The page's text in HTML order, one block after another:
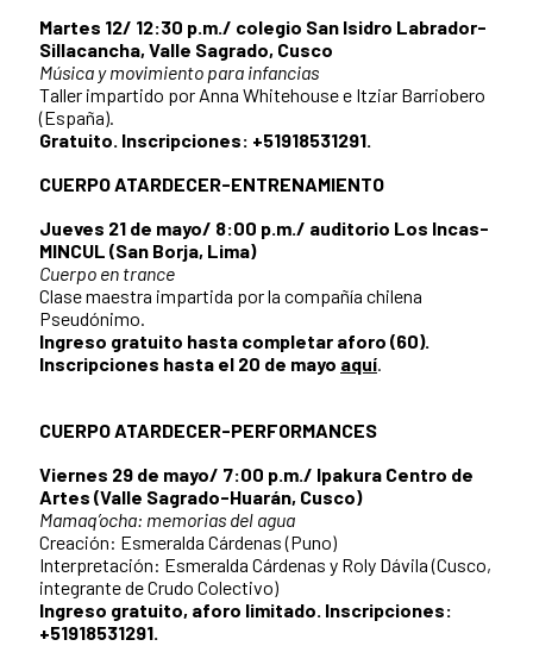
Martes 12/ 12:30 p.m./ colegio San Isidro Labrador-
Sillacancha, Valle Sagrado, Cusco
Música y movimiento para infancias
Taller impartido por Anna Whitehouse e Itziar Barriobero
(España).
Gratuito. Inscripciones: +51918531291.
CUERPO ATARDECER-ENTRENAMIENTO
Jueves 21 de mayo/ 8:00 p.m./ auditorio Los Incas-
MINCUL (San Borja, Lima)
Cuerpo en trance
Clase maestra impartida por la compañía chilena
Pseudónimo.
Ingreso gratuito hasta completar aforo (60).
Inscripciones hasta el 20 de mayo aquí.
CUERPO ATARDECER-PERFORMANCES
Viernes 29 de mayo/ 7:00 p.m./ Ipakura Centro de
Artes (Valle Sagrado-Huarán, Cusco)
Mamaq’ocha: memorias del agua
Creación: Esmeralda Cárdenas (Puno)
Interpretación: Esmeralda Cárdenas y Roly Dávila (Cusco,
integrante de Crudo Colectivo)
Ingreso gratuito, aforo limitado. Inscripciones:
+51918531291.